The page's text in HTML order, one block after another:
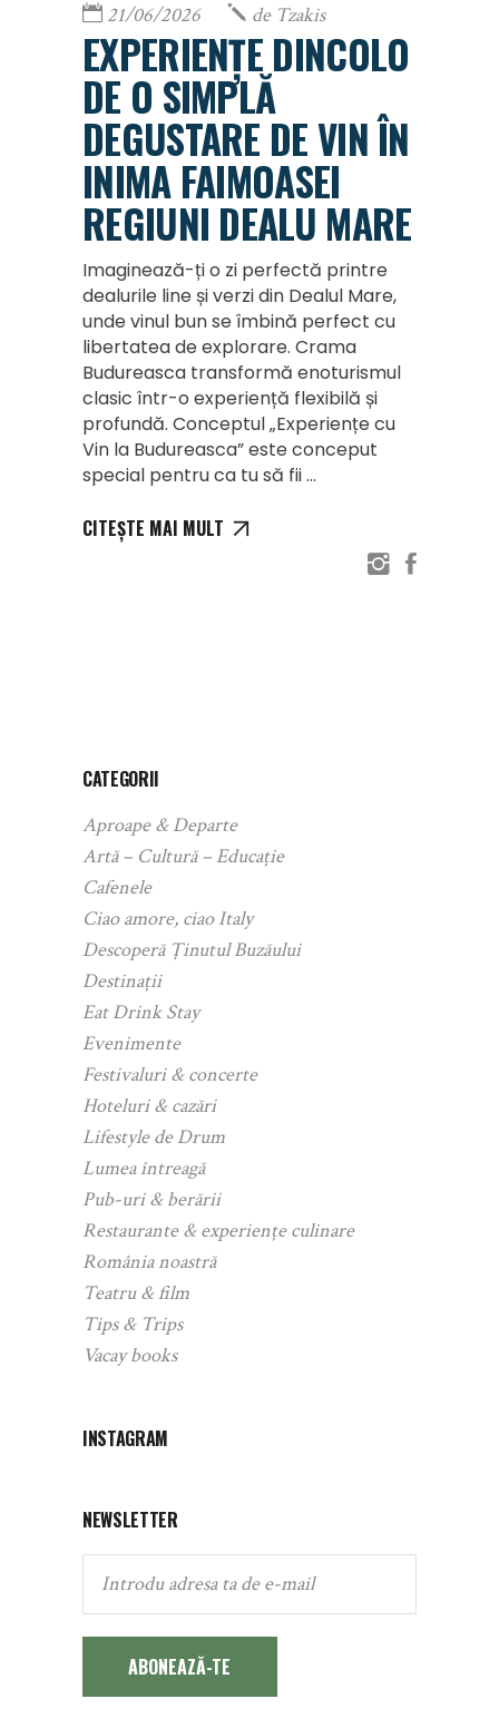
21/06/2026 de Tzakis
EXPERIENȚE DINCOLO
DE O SIMPLĂ
DEGUSTARE DE VIN ÎN
INIMA FAIMOASEI
REGIUNI DEALU MARE
Imaginează-ți o zi perfectă printre
dealurile line și verzi din Dealul Mare,
unde vinul bun se îmbină perfect cu
libertatea de explorare. Crama
Budureasca transformă enoturismul
clasic într-o experiență flexibilă și
profundă. Conceptul „Experiențe cu
Vin la Budureasca” este conceput
special pentru ca tu să fii
CITEȘTE MAI MULT
CATEGORII
Aproape & Departe
Artă – Cultură – Educație
Cafenele
Ciao amore, ciao Italy
Descoperă Ținutul Buzăului
Destinații
Eat Drink Stay
Evenimente
Festivaluri & concerte
Hoteluri & cazări
Lifestyle de Drum
Lumea întreagă
Pub-uri & berării
Restaurante & experiențe culinare
România noastră
Teatru & film
Tips & Trips
Vacay books
INSTAGRAM
NEWSLETTER
ABONEAZĂ-TE